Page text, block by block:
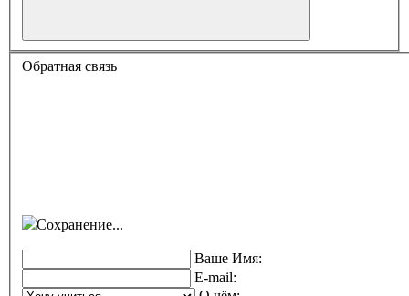
Обратная связь
Сохранение...
Ваше Имя:
E-mail: